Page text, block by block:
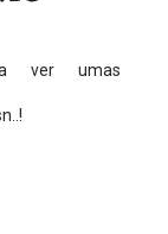
ver umas